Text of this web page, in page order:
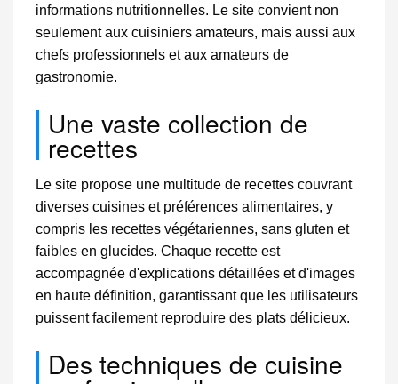
informations nutritionnelles. Le site convient non
seulement aux cuisiniers amateurs, mais aussi aux
chefs professionnels et aux amateurs de
gastronomie.
Une vaste collection de
recettes
Le site propose une multitude de recettes couvrant
diverses cuisines et préférences alimentaires, y
compris les recettes végétariennes, sans gluten et
faibles en glucides. Chaque recette est
accompagnée d'explications détaillées et d'images
en haute définition, garantissant que les utilisateurs
puissent facilement reproduire des plats délicieux.
Des techniques de cuisine